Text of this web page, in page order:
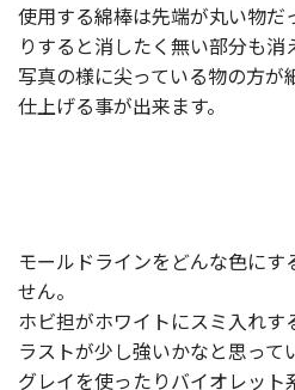
使用する綿棒は先端が丸い物
りすると消したく無い部分も消
写真の様に尖っている物の方が
仕上げる事が出来ます。
モールドラインをどんな色にす
せん。
ホビ担がホワイトにスミ入れす
ラストが少し強いかなと思っ
グレイを使ったりバイオレット